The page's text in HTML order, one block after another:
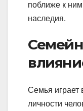
поближе к
наследия.
Семья
личности